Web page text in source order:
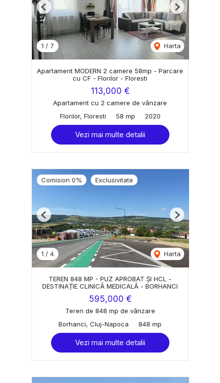
1 / 7 Harta
Previous Next
Apartament MODERN 2 camere 58mp - Parcare
cu CF - Florilor - Floresti
113,000 €
Apartament cu 2 camere de vânzare
Florilor, Floresti
58 mp 2020
Vezi mai multe detalii
Comision 0% Exclusivitate
1 / 4 Harta
Previous Next
TEREN 848 MP - PUZ APROBAT ȘI HCL -
DESTINAȚIE CLINICĂ MEDICALĂ - BORHANCI
595,000 €
Teren de 848 mp de vânzare
Borhanci, Cluj-Napoca
848 mp
Vezi mai multe detalii